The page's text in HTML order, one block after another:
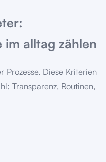
im alltag zählen
Diese Kriterien
Transparenz, Routinen,